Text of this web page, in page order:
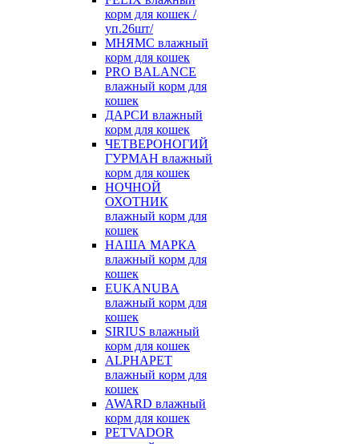
корм для кошек /
уп.26шт/
МНЯМС влажный
корм для кошек
PRO BALANCE
влажный корм для
кошек
ДАРСИ влажный
корм для кошек
ЧЕТВЕРОНОГИЙ
ГУРМАН влажный
корм для кошек
НОЧНОЙ
ОХОТНИК
влажный корм для
кошек
НАША МАРКА
влажный корм для
кошек
EUKANUBA
влажный корм для
кошек
SIRIUS влажный
корм для кошек
ALPHAPET
влажный корм для
кошек
AWARD влажный
корм для кошек
PETVADOR